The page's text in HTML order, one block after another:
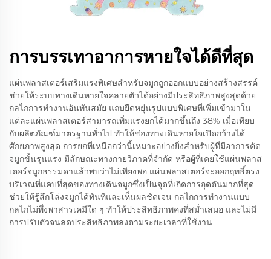
การบรรเทาอาการหายใจได้ดีที่สุด
แผ่นพลาสเตอร์เสริมแรงพิเศษสำหรับจมูกถูกออกแบบอย่างสร้างสรรค์
ช่วยให้ระบบทางเดินหายใจคลายตัวได้อย่างมีประสิทธิภาพสูงสุดด้วย
กลไกการทำงานอันทันสมัย แถบยืดหยุ่นรูปแบบพิเศษที่เพิ่มเข้ามาใน
แต่ละแผ่นพลาสเตอร์สามารถเพิ่มแรงยกได้มากขึ้นถึง 38% เมื่อเทียบ
กับผลิตภัณฑ์มาตรฐานทั่วไป ทำให้ช่องทางเดินหายใจเปิดกว้างได้
ศักยภาพสูงสุด การยกที่เหนือกว่านี้เหมาะอย่างยิ่งสำหรับผู้ที่มีอาการคัด
จมูกขั้นรุนแรง มีลักษณะทางกายวิภาคที่จำกัด หรือผู้ที่เคยใช้แผ่นพลาส
เตอร์จมูกธรรมดาแล้วพบว่าไม่เพียงพอ แผ่นพลาสเตอร์จะออกฤทธิ์ตรง
บริเวณที่แคบที่สุดของทางเดินจมูกซึ่งเป็นจุดที่เกิดการอุดตันมากที่สุด
ช่วยให้รู้สึกโล่งจมูกได้ทันทีและเห็นผลชัดเจน กลไกการทำงานแบบ
กลไกไม่พึ่งพาสารเคมีใด ๆ ทำให้ประสิทธิภาพคงที่สม่ำเสมอ และไม่มี
การปรับตัวจนลดประสิทธิภาพลงตามระยะเวลาที่ใช้งาน